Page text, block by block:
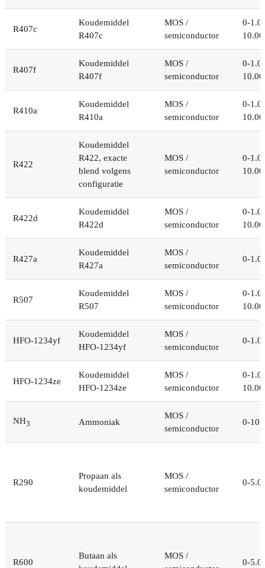
R407c
Koudemiddel
R407c
MOS /
semiconductor
0-
R407f
Koudemiddel
R407f
MOS /
semiconductor
0-
R410a
Koudemiddel
R410a
MOS /
semiconductor
0-
R422
Koudemiddel
R422, exacte
blend volgens
configuratie
MOS /
semiconductor
0-
R422d
Koudemiddel
R422d
MOS /
semiconductor
0-
R427a
Koudemiddel
R427a
MOS /
semiconductor
0-
R507
Koudemiddel
R507
MOS /
semiconductor
0-
HFO-1234yf
Koudemiddel
HFO-1234yf
MOS /
semiconductor
0-
HFO-1234ze
Koudemiddel
HFO-1234ze
MOS /
semiconductor
0-
NH3 Ammoniak
MOS /
semiconductor
0-
R290
Propaan als
koudemiddel
MOS /
semiconductor
0-
R600
Butaan als
MOS /
0-